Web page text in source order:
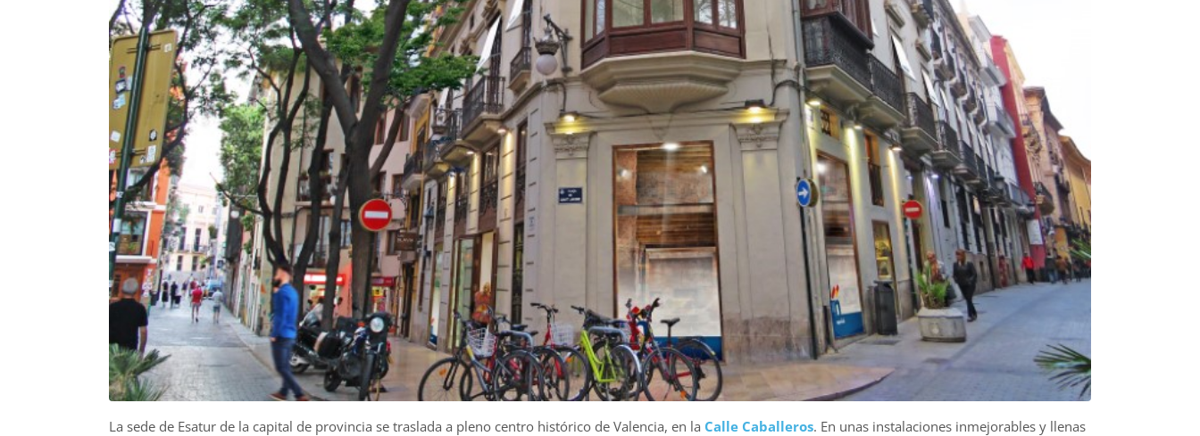
La sede de Esatur de la capital de provincia se traslada a pleno centro histórico de Valencia, en la Calle Caballeros. En unas instalaciones inmejorables y llenas